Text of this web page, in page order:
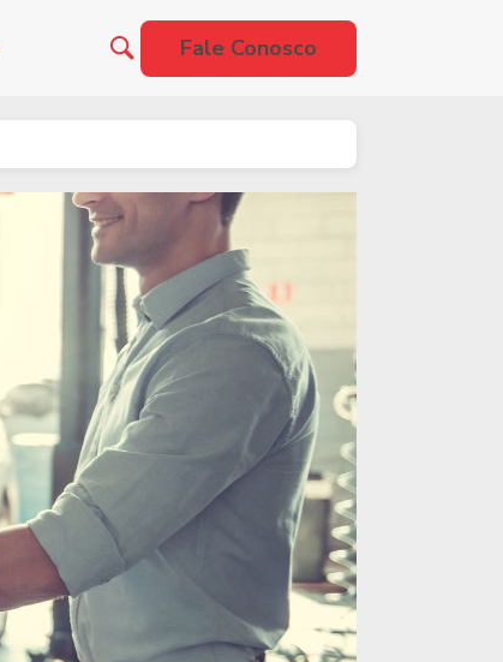
Fale Conosco